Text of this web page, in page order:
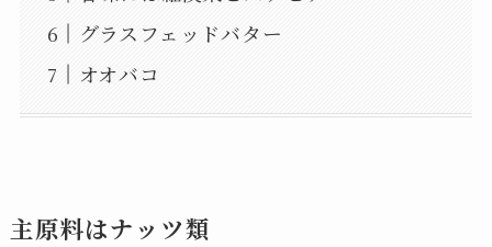
グラスフェッドバター
オオバコ
主原料はナッツ類